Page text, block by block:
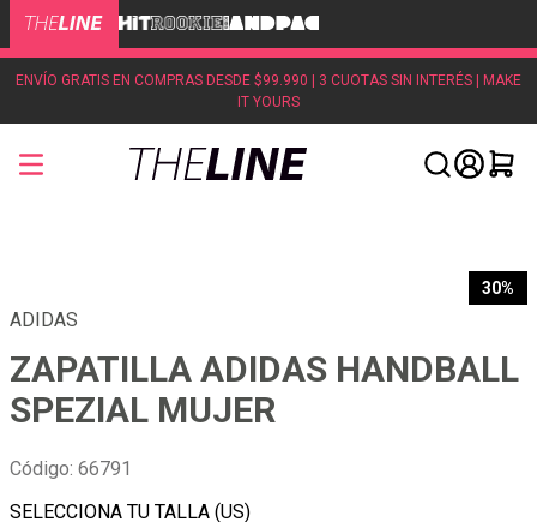
ENVÍO GRATIS EN COMPRAS DESDE $99.990 | 3 CUOTAS SIN INTERÉS | MAKE
IT YOURS
30%
ADIDAS
ZAPATILLA ADIDAS HANDBALL
SPEZIAL MUJER
Código: 66791